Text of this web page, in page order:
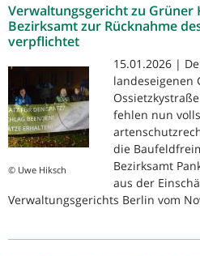
Verwaltungsgericht zu Grüner
Bezirksamt zur Rücknahme
verpflichtet
© Uwe Hiksch
15.01.2026 |
landeseigenen
fehlen nun
die
Bezirksamt
aus der
Verwaltungsgerichts Berlin vom